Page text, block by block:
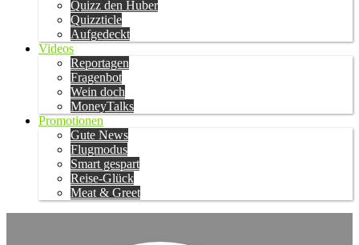
Quizz den Huber
Quizzticle
Aufgedeckt
Videos
Reportagen
Fragenbot
Wein doch
MoneyTalks
Promotionen
Gute News
Flugmodus
Smart gespart
Reise-Glück
Meat & Greet